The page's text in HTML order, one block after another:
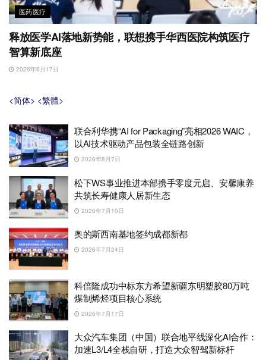
医药医疗
释放医学AI落地新势能，联想携手华西医院构筑医疗
智算新底座
2026年6月17日
<简体> <繁體>
联合利华携“AI for Packaging”亮相2026 WAIC，
以AI技术驱动产品包装全链路创新
2026年8月7日
松下WS事业推进本部携手零度元启、安馨康养
共筑长寿健康人居新生态
2026年7月10日
奥的斯西南基地签约成都新都
2026年7月24日
科倍隆成功中标东方希望新疆东明塑胶80万吨
煤制烯烃项目核心系统
2026年7月17日
大众汽车集团（中国）联合地平线深化AI合作：
加速L3/L4全栈自研，打造大众智驾新标杆